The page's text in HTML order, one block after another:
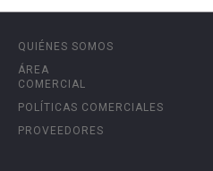
QUIÉNES SOMOS
ÁREA
COMERCIAL
POLÍTICAS COMERCIALES
PROVEEDORES